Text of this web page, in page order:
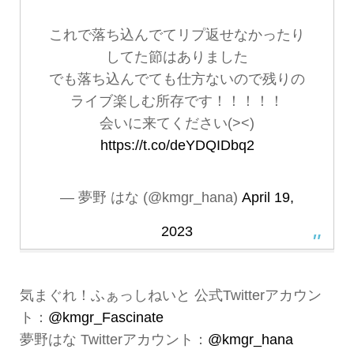
これで落ち込んでてリプ返せなかったり
してた節はありました
でも落ち込んでても仕方ないので残りの
ライブ楽しむ所存です！！！！！
会いに来てください(><)
https://t.co/deYDQIDbq2
— 夢野 はな (@kmgr_hana) April 19,
2023
気まぐれ！ふぁっしねいと 公式Twitterアカウン
ト： @kmgr_Fascinate
夢野はな Twitterアカウント： @kmgr_hana